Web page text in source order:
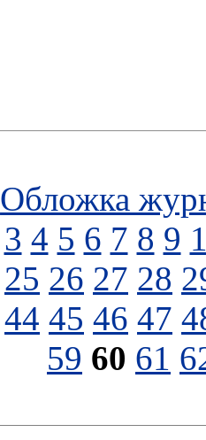
Обложка
3 4 5 6 7 8 9
25 26 27 28
44 45 46 47
59 60 61